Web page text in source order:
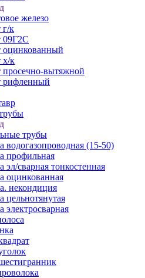
железо
г/к
09Г2С
оцинкованный
х/к
просечно-вытяжной
рифленный
трубы
водогазопроводная (15-50)
профильная
эл/сварная тонкостенная
оцинкованная
некондиция
цельнотянутая
электросварная